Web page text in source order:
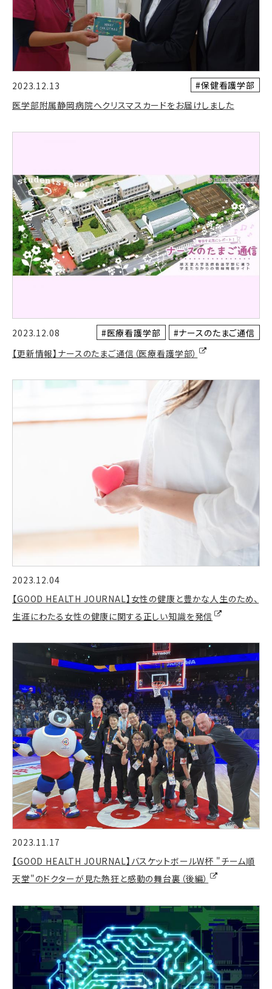
2023.12.13
#保健看護学部
医学部附属静岡病院へクリスマスカードをお届けしました
2023.12.08 #医療看護学部
#ナースのたまご通信
【更新情報】ナースのたまご通信（医療看護学部）
2023.12.04
【GOOD HEALTH JOURNAL】女性の健康と豊かな人生のため、
生涯にわたる女性の健康に関する正しい知識を発信
2023.11.17
【GOOD HEALTH JOURNAL】バスケットボールW杯 "チーム順
天堂"のドクターが見た熱狂と感動の舞台裏（後編）